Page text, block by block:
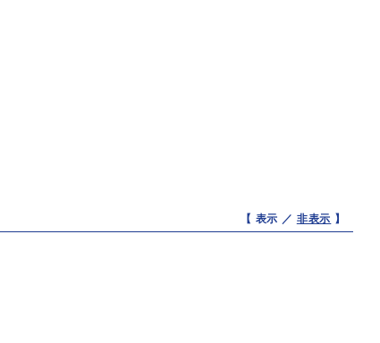
【 表示 ／ 非表示 】